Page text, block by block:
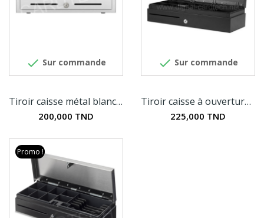
 Sur commande
Tiroir caisse métal blanc RJ11
200,000 TND
 Sur commande
Tiroir caisse à ouverture verticale - Flip Top
225,000 TND
Promo !